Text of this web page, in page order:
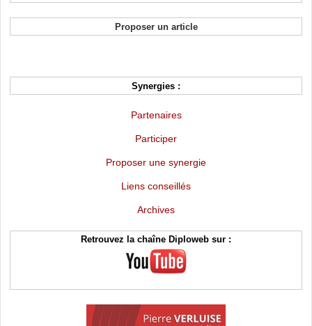
Proposer un article
Synergies :
Partenaires
Participer
Proposer une synergie
Liens conseillés
Archives
Retrouvez la chaîne Diploweb sur :